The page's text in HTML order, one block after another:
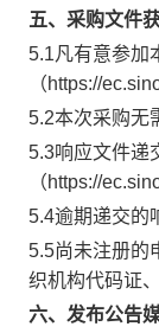
五、采购文件
5.1凡有意参加
（https://
5.2本次采购无
5.3响应文件递
（https://
5.4逾期递交的
5.5尚未注册的
织机构代码证
六、发布公告